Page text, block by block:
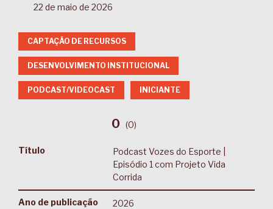
22 de maio de 2026
CAPTAÇÃO DE RECURSOS
DESENVOLVIMENTO INSTITUCIONAL
PODCAST/VIDEOCAST INICIANTE
0 (0)
Título
Podcast Vozes do Esporte |
Episódio 1 com Projeto Vida
Corrida
Ano de publicação 2026